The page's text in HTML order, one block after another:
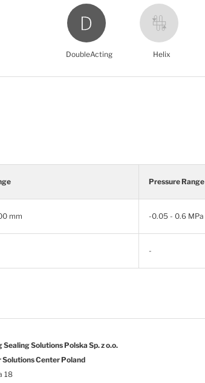
DoubleActing Helix
Pressure Range
mm -0.05 - 0.6 MPa
-
Sealing Solutions Polska Sp. z o.o.
Solutions Center Poland
18